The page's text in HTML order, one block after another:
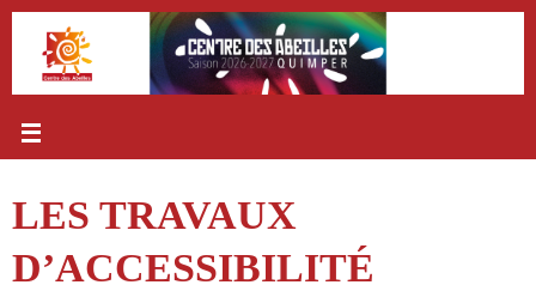
Passer
contenu
LES TRAVAUX
D’ACCESSIBILITÉ